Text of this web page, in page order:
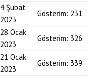
4 Şubat
2023
Gösterim: 231
28 Ocak
2023
Gösterim: 326
21 Ocak
2023
Gösterim: 339